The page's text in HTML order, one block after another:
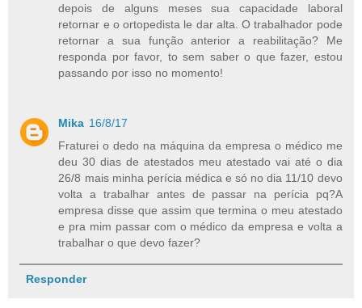
depois de alguns meses sua capacidade laboral
retornar e o ortopedista le dar alta. O trabalhador pode
retornar a sua função anterior a reabilitação? Me
responda por favor, to sem saber o que fazer, estou
passando por isso no momento!
Mika 16/8/17
Fraturei o dedo na máquina da empresa o médico me
deu 30 dias de atestados meu atestado vai até o dia
26/8 mais minha perícia médica e só no dia 11/10 devo
volta a trabalhar antes de passar na perícia pq?A
empresa disse que assim que termina o meu atestado
e pra mim passar com o médico da empresa e volta a
trabalhar o que devo fazer?
Responder